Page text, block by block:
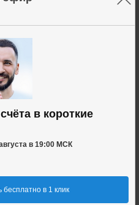
в короткие
в 19:00 МСК
бесплатно в 1 клик
×
—
1 минуту